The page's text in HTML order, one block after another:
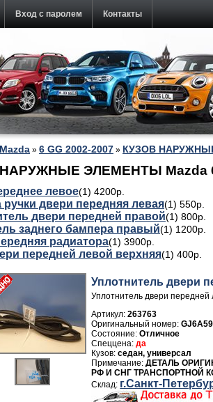
Вход с паролем Контакты
Mazda » 6 GG 2002-2007 » КУЗОВ
ЭЛЕМЕНТЫ Mazda 6
левое(1) 4200р.
ручки двери передняя левая(1) 550р.
двери передней правой(1) 800р.
заднего бампера правый(1) 1200р.
радиатора(1) 3900р.
передней левой верхняя(1) 400р.
Уплотнитель двери
Уплотнитель двери
Артикул:263763
Отличное
да
седан, универсал
ДЕТАЛЬ
РФ И СНГ ТРАНСПОРТНОЙ
г.Санкт-